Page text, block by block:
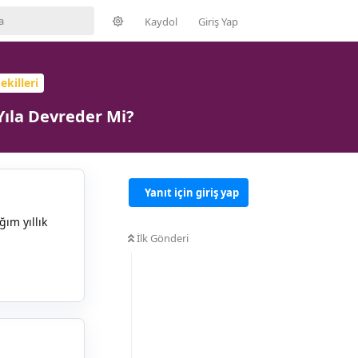
Kaydol Giriş Yap
Devreder Mi?
Yanıt için giriş yap
İlk Gönderi
yıllık